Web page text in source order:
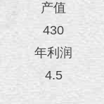
产值
430
年利润
4.5